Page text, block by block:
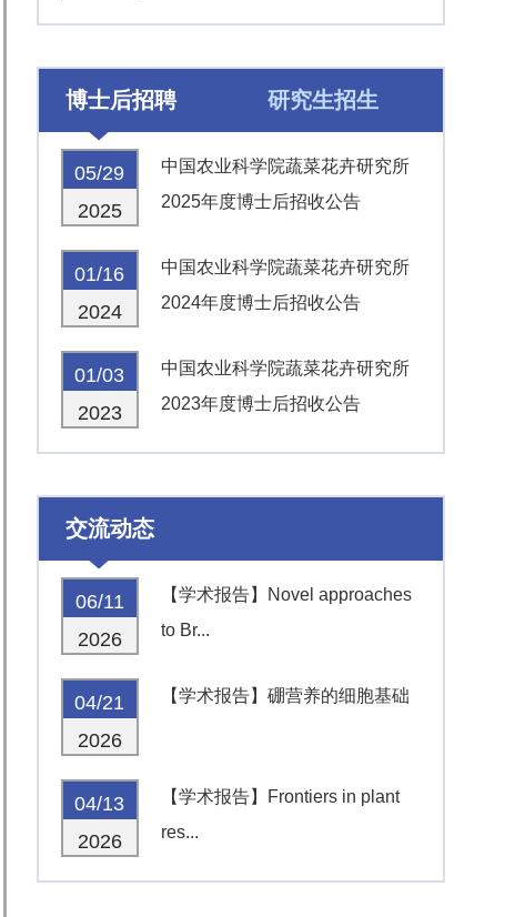
博士后招聘 研究生招生
05/29
2025
中国农业科学院蔬菜花卉研究所
2025年度博士后招收公告
01/16
2024
中国农业科学院蔬菜花卉研究所
2024年度博士后招收公告
01/03
2023
中国农业科学院蔬菜花卉研究所
2023年度博士后招收公告
交流动态
06/11
2026
【学术报告】Novel approaches
to Br...
04/21
2026
【学术报告】硼营养的细胞基础
04/13
2026
【学术报告】Frontiers in plant
res...